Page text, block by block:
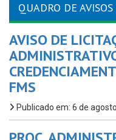
QUADRO DE AVISOS
AVISO DE
FMS
Publicado em: 6 de